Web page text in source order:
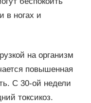
в ногах и
на организм
повышенная
С 30-ой недели
токсикоз.